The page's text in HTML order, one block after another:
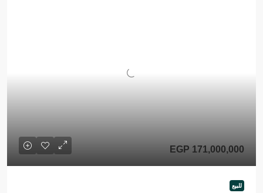
EGP 171,000,000